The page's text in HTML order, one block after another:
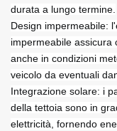
durata a lungo termine.
Design impermeabile:
impermeabile assicura
anche in condizioni
veicolo da eventuali
Integrazione solare: i
della tettoia sono in
elettricità, fornendo